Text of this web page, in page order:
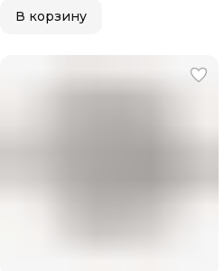
В корзину